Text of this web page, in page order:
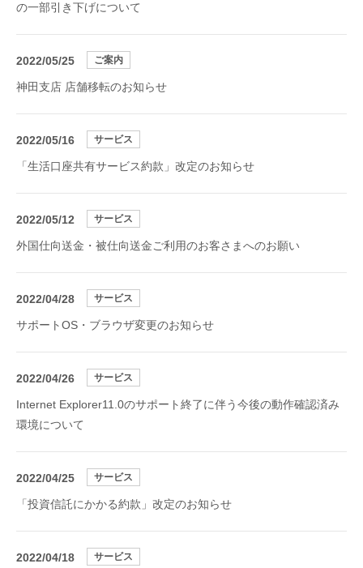
の一部引き下げについて
2022/05/25 ご案内
神田支店 店舗移転のお知らせ
2022/05/16 サービス
「生活口座共有サービス約款」改定のお知らせ
2022/05/12 サービス
外国仕向送金・被仕向送金ご利用のお客さまへのお願い
2022/04/28 サービス
サポートOS・ブラウザ変更のお知らせ
2022/04/26 サービス
Internet Explorer11.0のサポート終了に伴う今後の動作確認済み
環境について
2022/04/25 サービス
「投資信託にかかる約款」改定のお知らせ
2022/04/18 サービス